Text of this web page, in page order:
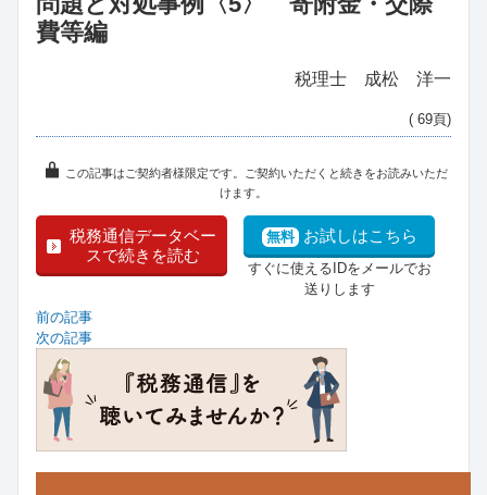
費等編
税理士 成松 洋一
( 69頁)
この記事はご契約者様限定です。ご契約いただくと続きをお読みいただ
けます。
税務通信データベー
スで続きを読む
無料 お試しはこちら
すぐに使えるIDをメールでお
送りします
前の記事
次の記事